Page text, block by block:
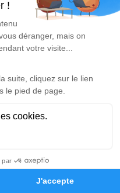
Hommages
CASTEL-
hommage est
Je rends hommage